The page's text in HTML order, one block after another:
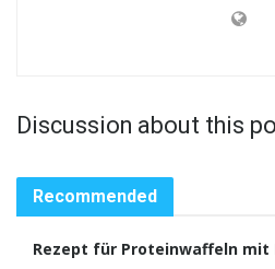
Discussion about this
Recommended
Rezept für Proteinwaffeln mit